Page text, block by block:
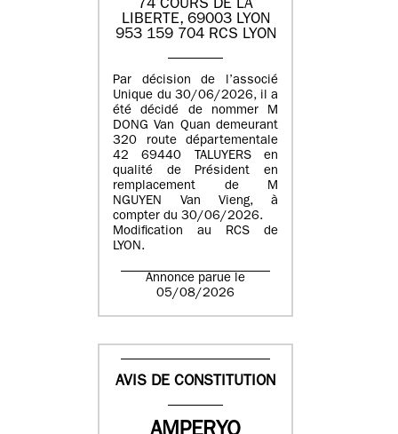
74 COURS DE LA
LIBERTE, 69003 LYON
953 159 704 RCS LYON
Par décision de l’associé
Unique du 30/06/2026, il a
été décidé de nommer M
DONG Van Quan demeurant
320 route départementale
42 69440 TALUYERS en
qualité de Président en
remplacement de M
NGUYEN Van Vieng, à
compter du 30/06/2026.
Modification au RCS de
LYON.
Annonce parue le
05/08/2026
AVIS DE CONSTITUTION